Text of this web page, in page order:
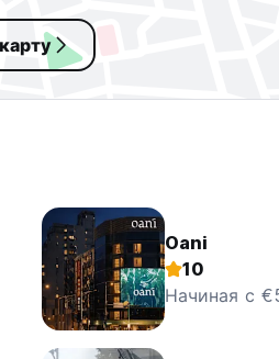
Oani
10
Начиная с